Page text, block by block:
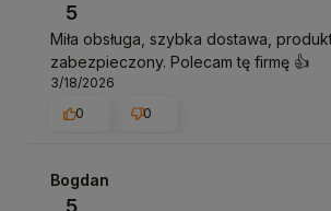
5
Miła obsługa, szybka dostawa,
zabezpieczony. Polecam tę firmę 👍
3/18/2026
0
0
Bogdan
5